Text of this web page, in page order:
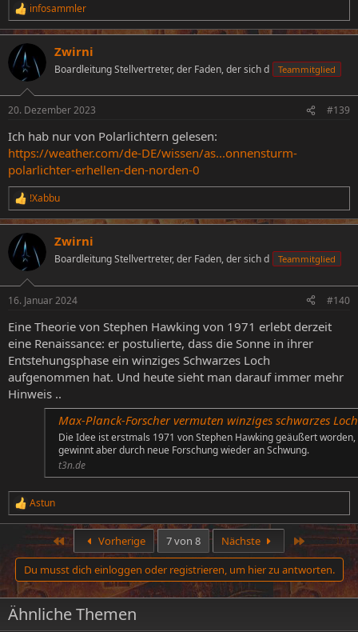
R
e
a
k
t
i
e
:
infosammler
Zwirni
Boardleitung Stellvertreter, der Faden, der sich d Teammitglied
20. Dezember 2023 #139
Ich hab nur von Polarlichtern gelesen:
https://weather.com/de-DE/wissen/as...onnensturm-
polarlichter-erhellen-den-norden-0
R
e
a
k
t
i
e
:
!Xabbu
Zwirni
Boardleitung Stellvertreter, der Faden, der sich d Teammitglied
16. Januar 2024 #140
Eine Theorie von Stephen Hawking von 1971 erlebt derzeit
eine Renaissance: er postulierte, dass die Sonne in ihrer
Entstehungsphase ein winziges Schwarzes Loch
aufgenommen hat. Und heute sieht man darauf immer mehr
Hinweis ..
Max-Planck-Forscher vermuten winziges schwarzes Loch im Inneren der
Die Idee ist erstmals 1971 von Stephen Hawking geäußert worden,
gewinnt aber durch neue Forschung wieder an Schwung.
t3n.de
R
e
t
o
n
e
n
Astun
Erste Vorherige 7 von 8 Nächste Letzte
Du musst dich einloggen oder registrieren, um hier zu antworten.
Ähnliche Themen